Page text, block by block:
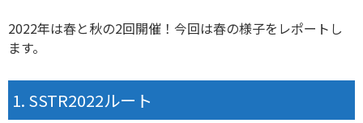
2022年は春と秋の2回開催！今回は春の様子をレポートし
ます。
SSTR2022ルート